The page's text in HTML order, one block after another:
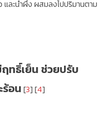
ละน้ำผึ้ง ผสมลงไปปริมานตาม
ทธิ์เย็น ช่วยปรับ
อน [3] [4]